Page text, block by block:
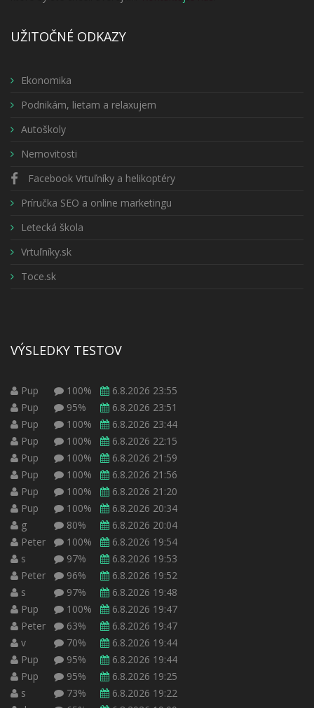
UŽITOČNÉ ODKAZY
Ekonomika
Podnikám, lietam a relaxujem
Autoškoly
Nemovitosti
Facebook Vrtuľníky a helikoptéry
Príručka SEO a online marketingu
Letecká škola
Vrtuľníky.sk
Toce.sk
VÝSLEDKY TESTOV
Pup 100%
6.8.2026 23:55
Pup
95%
6.8.2026 23:51
Pup
100%
6.8.2026 23:44
Pup
100%
6.8.2026 22:15
Pup
100%
6.8.2026 21:59
Pup
100%
6.8.2026 21:56
Pup
100%
6.8.2026 21:20
Pup
100%
6.8.2026 20:34
g
80%
6.8.2026 20:04
Peter
100%
6.8.2026 19:54
s
97%
6.8.2026 19:53
Peter
96%
6.8.2026 19:52
s
97%
6.8.2026 19:48
Pup
100%
6.8.2026 19:47
Peter
63%
6.8.2026 19:47
v
70%
6.8.2026 19:44
Pup
95%
6.8.2026 19:44
Pup
95%
6.8.2026 19:25
s
73%
6.8.2026 19:22